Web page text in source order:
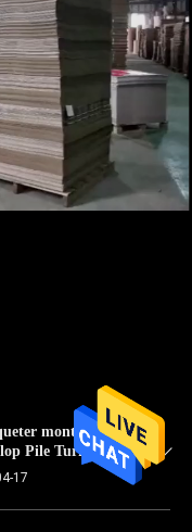
monter la
Pile Turner
17